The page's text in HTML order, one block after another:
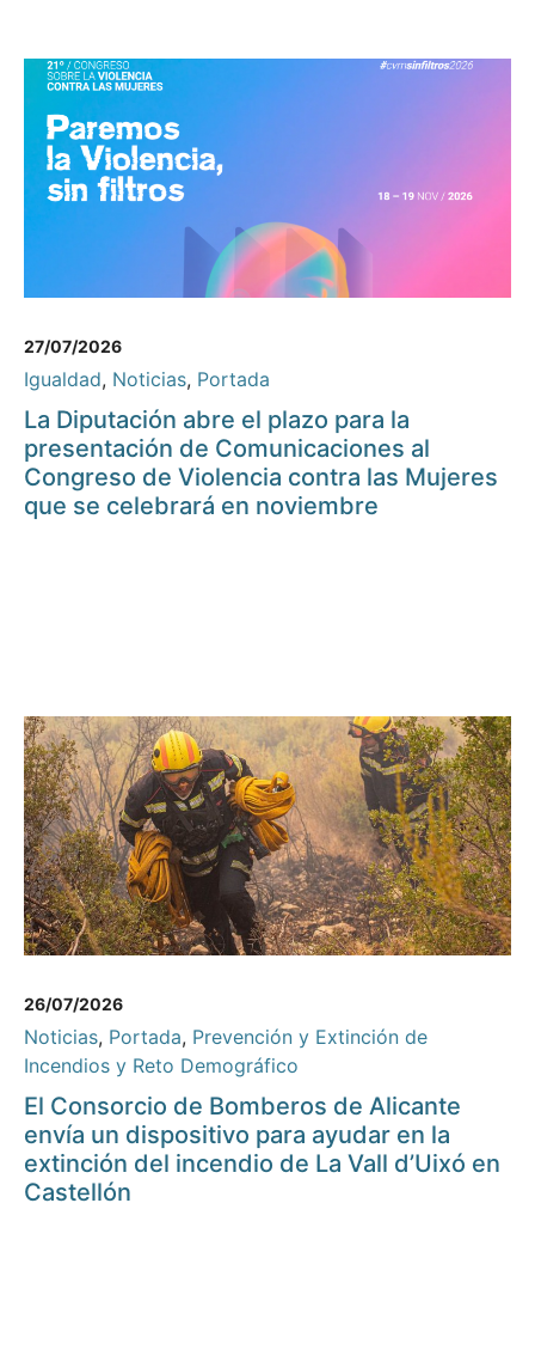
27/07/2026
Igualdad, Noticias, Portada
La Diputación abre el plazo para la
presentación de Comunicaciones al
Congreso de Violencia contra las Mujeres
que se celebrará en noviembre
26/07/2026
Noticias, Portada, Prevención y Extinción de
Incendios y Reto Demográfico
El Consorcio de Bomberos de Alicante
envía un dispositivo para ayudar en la
extinción del incendio de La Vall d’Uixó en
Castellón